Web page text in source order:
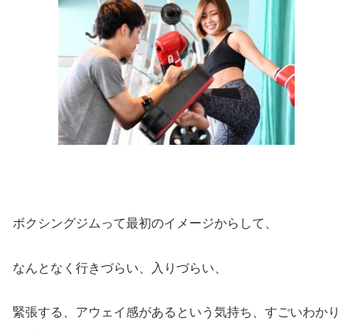
ボクシングジムって最初のイメージからして、
なんとなく行きづらい、入りづらい、
緊張する、アウェイ感があるという気持ち、すごいわかり